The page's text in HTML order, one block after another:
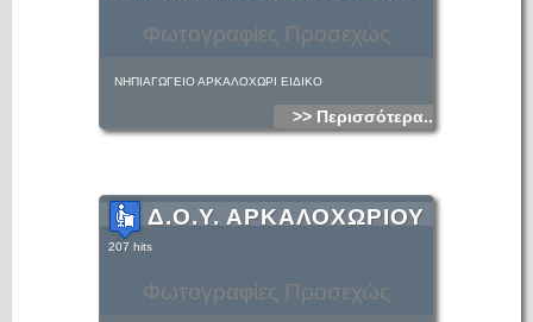
Φωτογραφίες Προσεχώς
ΝΗΠΙΑΓΩΓΕΙΟ ΑΡΚΑΛΟΧΩΡΙ ΕΙΔΙΚΟ
>> Περισσότερα...
Φωτογραφίες Προσεχώς
Δ.Ο.Υ. ΑΡΚΑΛΟΧΩΡΙΟΥ
207 hits